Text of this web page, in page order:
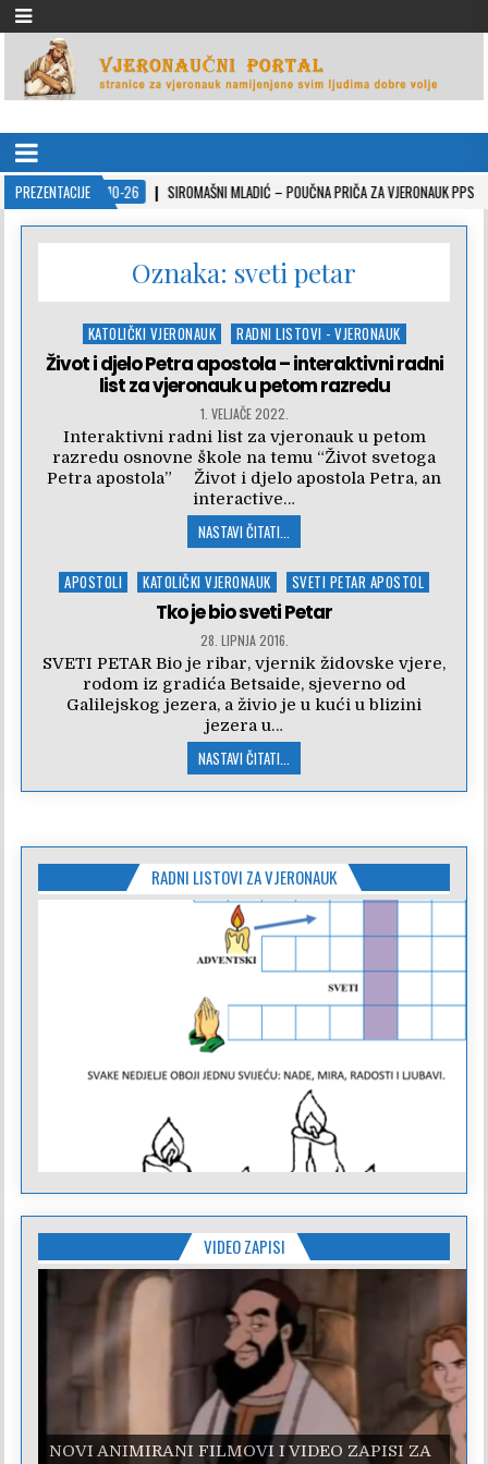
VJERONAUČNI PORTAL
PREZENTACIJE
2022-10-26 SIROMAŠNI MLADIĆ – POUČNA PRIČA ZA VJERONAUK PPS
Oznaka: sveti petar
Posted
in
KATOLIČKI VJERONAUK RADNI LISTOVI - VJERONAUK
Život i djelo Petra apostola – interaktivni radni
list za vjeronauk u petom razredu
1. VELJAČE 2022.
Interaktivni radni list za vjeronauk u petom
razredu osnovne škole na temu “Život svetoga
Petra apostola” Život i djelo apostola Petra, an
interactive…
NASTAVI ČITATI...
Posted
APOSTOLI KATOLIČKI VJERONAUK SVETI PETAR APOSTOL
Tko je bio sveti Petar
28. LIPNJA 2016.
SVETI PETAR Bio je ribar, vjernik židovske vjere,
rodom iz gradića Betsaide, sjeverno od
Galilejskog jezera, a živio je u kući u blizini
jezera u…
NASTAVI ČITATI...
RADNI LISTOVI ZA VJERONAUK
VIDEO ZAPISI
NOVI ANIMIRANI FILMOVI I VIDEO ZAPISI ZA